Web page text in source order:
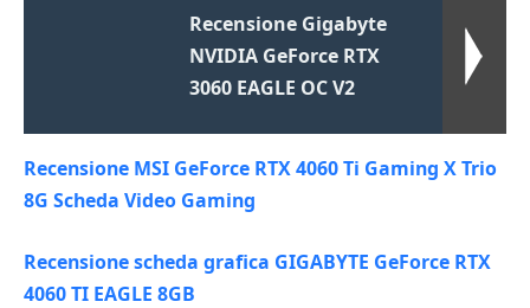
Recensione Gigabyte
NVIDIA GeForce RTX
3060 EAGLE OC V2
Recensione MSI GeForce RTX 4060 Ti Gaming X Trio
8G Scheda Video Gaming
Recensione scheda grafica GIGABYTE GeForce RTX
4060 TI EAGLE 8GB